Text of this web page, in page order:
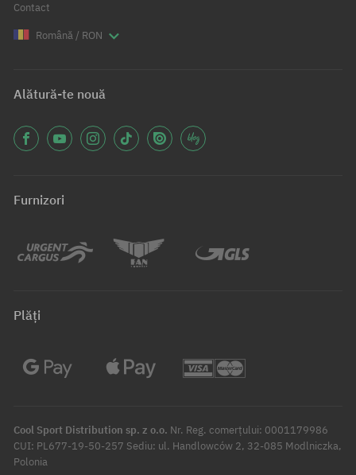
Contact
Română / RON
Alătură-te nouă
Furnizori
Plăți
Cool Sport Distribution sp. z o.o. Nr. Reg. comerțului: 0001179986
CUI: PL677-19-50-257 Sediu: ul. Handlowców 2, 32-085 Modlniczka,
Polonia